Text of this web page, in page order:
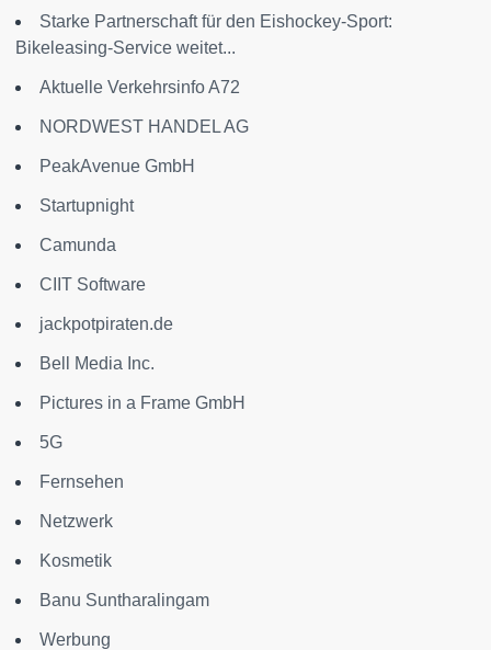
Starke Partnerschaft für den Eishockey-Sport:
Bikeleasing-Service weitet...
Aktuelle Verkehrsinfo A72
NORDWEST HANDEL AG
PeakAvenue GmbH
Startupnight
Camunda
CIIT Software
jackpotpiraten.de
Bell Media Inc.
Pictures in a Frame GmbH
5G
Fernsehen
Netzwerk
Kosmetik
Banu Suntharalingam
Werbung